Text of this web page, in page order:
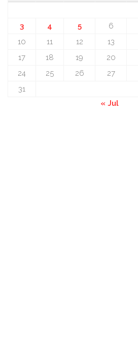
3
4 5 6
10
11 12 13
17
18 19 20
24
25 26 27
31
« Jul